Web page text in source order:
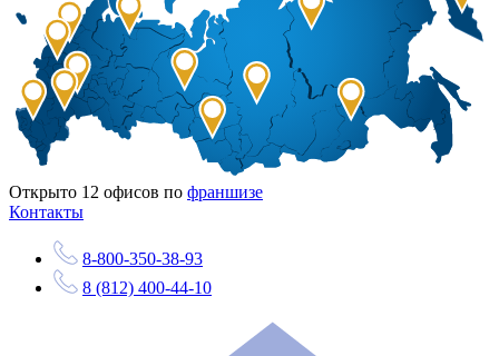
Открыто 12 офисов по франшизе
Контакты
8-800-350-38-93
8 (812) 400-44-10